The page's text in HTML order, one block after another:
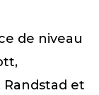
de niveau
Randstad et